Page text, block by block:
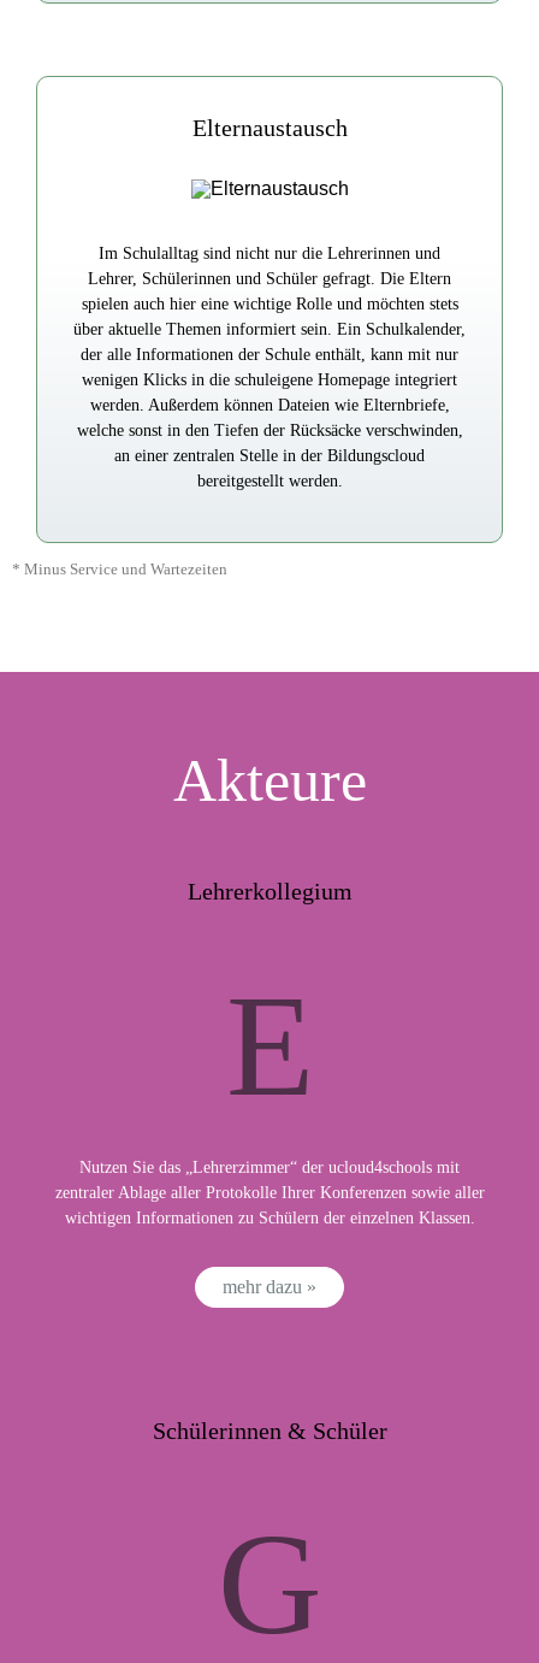
Elternaustausch
Im Schulalltag sind nicht nur die Lehrerinnen und
Lehrer, Schülerinnen und Schüler gefragt. Die Eltern
spielen auch hier eine wichtige Rolle und möchten stets
über aktuelle Themen informiert sein. Ein Schulkalender,
der alle Informationen der Schule enthält, kann mit nur
wenigen Klicks in die schuleigene Homepage integriert
werden. Außerdem können Dateien wie Elternbriefe,
welche sonst in den Tiefen der Rücksäcke verschwinden,
an einer zentralen Stelle in der Bildungscloud
bereitgestellt werden.
* Minus Service und Wartezeiten
Akteure
Lehrerkollegium
Nutzen Sie das „Lehrerzimmer“ der ucloud4schools mit
zentraler Ablage aller Protokolle Ihrer Konferenzen sowie aller
wichtigen Informationen zu Schülern der einzelnen Klassen.
mehr dazu »
Schülerinnen & Schüler